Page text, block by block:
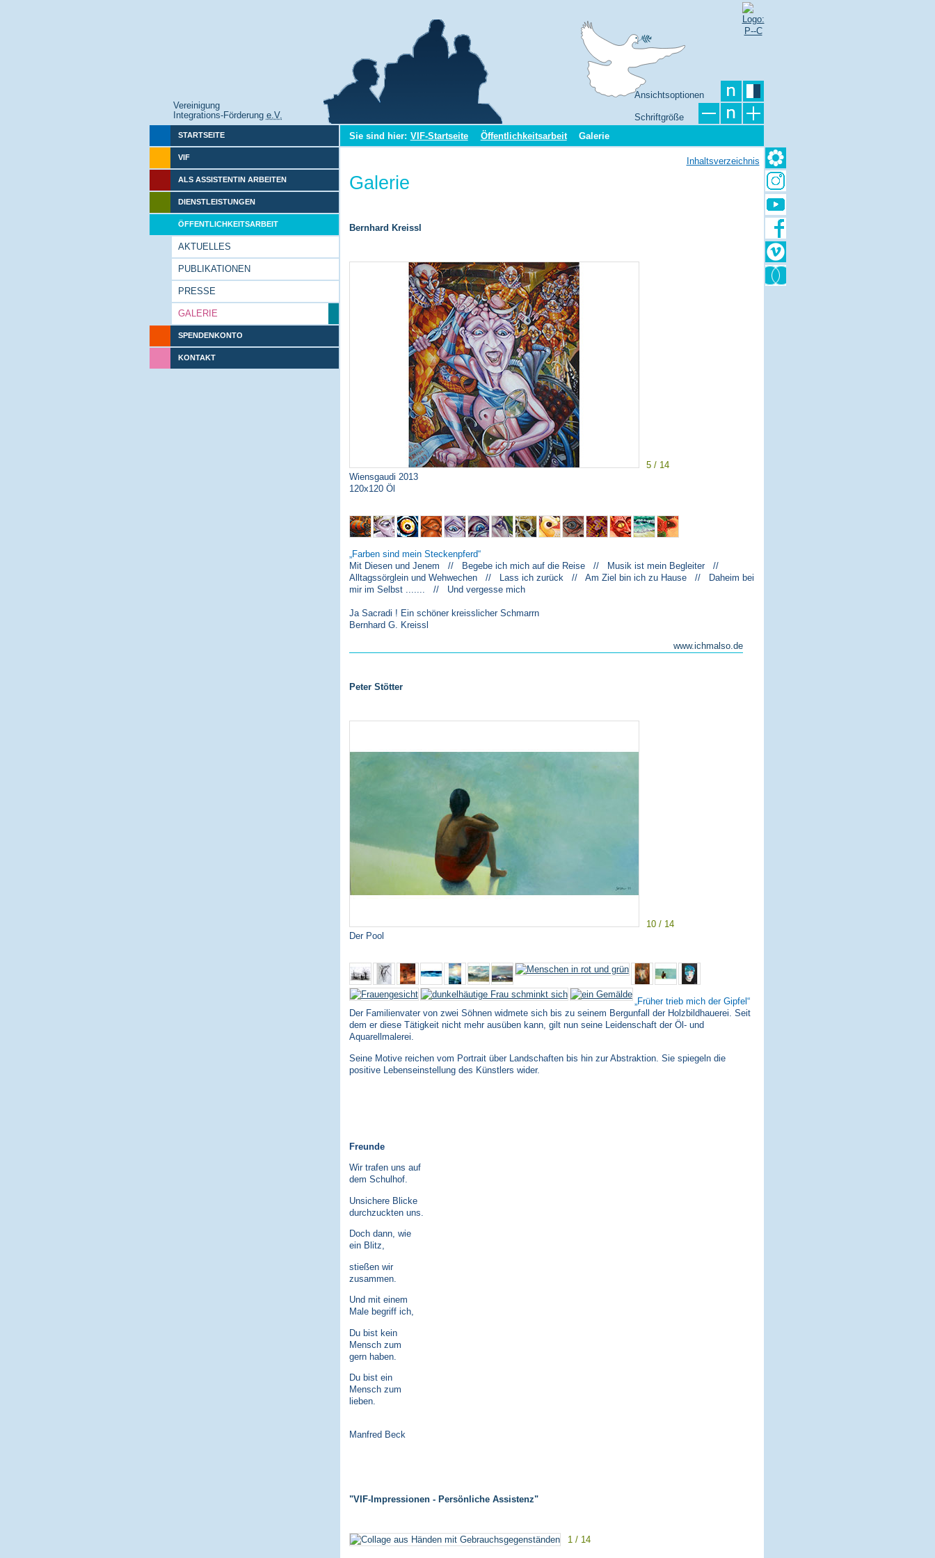
Vereinigung
Integrations-Förderung e.V.
Ansichtsoptionen
Schriftgröße
STARTSEITE
VIF
ALS ASSISTENTIN ARBEITEN
DIENSTLEISTUNGEN
ÖFFENTLICHKEITSARBEIT
AKTUELLES
PUBLIKATIONEN
PRESSE
GALERIE
SPENDENKONTO
KONTAKT
Sie sind hier: VIF-Startseite Öffentlichkeitsarbeit Galerie
Inhaltsverzeichnis
Galerie
Bernhard Kreissl
5 / 14
Wiensgaudi 2013
120x120 Öl
Farben sind mein Steckenpferd
Mit Diesen und Jenem // Begebe ich mich auf die Reise // Musik ist mein Begleiter //
Alltagssörglein und Wehwechen // Lass ich zurück // Am Ziel bin ich zu Hause // Daheim bei
mir im Selbst ....... // Und vergesse mich
Ja Sacradi ! Ein schöner kreisslicher Schmarrn
Bernhard G. Kreissl
www.ichmalso.de
Peter Stötter
10 / 14
Der Pool
Früher trieb mich der Gipfel
Der Familienvater von zwei Söhnen widmete sich bis zu seinem Bergunfall der Holzbildhauerei. Seit
dem er diese Tätigkeit nicht mehr ausüben kann, gilt nun seine Leidenschaft der Öl- und
Aquarellmalerei.
Seine Motive reichen vom Portrait über Landschaften bis hin zur Abstraktion. Sie spiegeln die
positive Lebenseinstellung des Künstlers wider.
Freunde
Wir trafen uns auf
dem Schulhof.
Unsichere Blicke
durchzuckten uns.
Doch dann, wie
ein Blitz,
stießen wir
zusammen.
Und mit einem
Male begriff ich,
Du bist kein
Mensch zum
gern haben.
Du bist ein
Mensch zum
lieben.
Manfred Beck
"VIF-Impressionen - Persönliche Assistenz"
1 / 14